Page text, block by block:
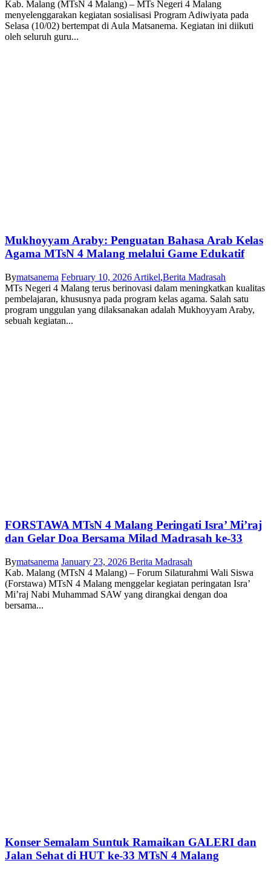
Kab. Malang (MTsN 4 Malang) – MTs Negeri 4 Malang
menyelenggarakan kegiatan sosialisasi Program Adiwiyata pada
Selasa (10/02) bertempat di Aula Matsanema. Kegiatan ini diikuti
oleh seluruh guru...
Mukhoyyam Araby: Penguatan Bahasa Arab Kelas
Agama MTsN 4 Malang melalui Game Edukatif
Bymatsanema February 10, 2026 Artikel,Berita Madrasah
MTs Negeri 4 Malang terus berinovasi dalam meningkatkan kualitas
pembelajaran, khususnya pada program kelas agama. Salah satu
program unggulan yang dilaksanakan adalah Mukhoyyam Araby,
sebuah kegiatan...
FORSTAWA MTsN 4 Malang Peringati Isra’ Mi’raj
dan Gelar Doa Bersama Milad Madrasah ke-33
Bymatsanema January 23, 2026 Berita Madrasah
Kab. Malang (MTsN 4 Malang) – Forum Silaturahmi Wali Siswa
(Forstawa) MTsN 4 Malang menggelar kegiatan peringatan Isra’
Mi’raj Nabi Muhammad SAW yang dirangkai dengan doa
bersama...
Konser Semalam Suntuk Ramaikan GALERI dan
Jalan Sehat di HUT ke-33 MTsN 4 Malang